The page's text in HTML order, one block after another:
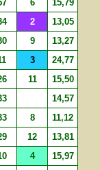
6 15,79
2 13,05
9 13,27
3 24,77
11 15,50
14,57
8 11,12
12 13,81
4 15,97